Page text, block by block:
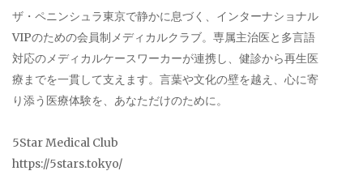
ザ・ペニンシュラ東京で静かに息づく、インターナショナル
VIPのための会員制メディカルクラブ。専属主治医と多言語
対応のメディカルケースワーカーが連携し、健診から再生医
療までを一貫して支えます。言葉や文化の壁を越え、心に寄
り添う医療体験を、あなただけのために。
5Star Medical Club
https://5stars.tokyo/